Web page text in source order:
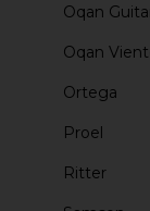
Oqan
Oqan
Ortega
Proel
Ritter